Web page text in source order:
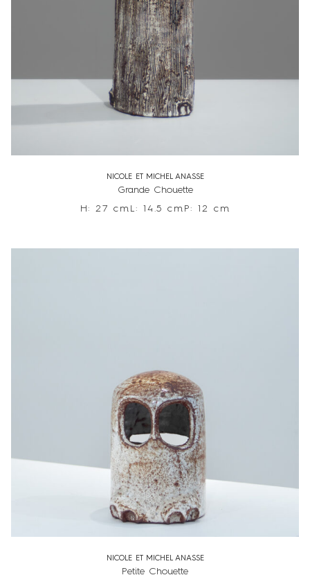
NICOLE ET MICHEL ANASSE
Grande Chouette
H: 27 cm L: 14.5 cm P: 12 cm
NICOLE ET MICHEL ANASSE
Petite Chouette